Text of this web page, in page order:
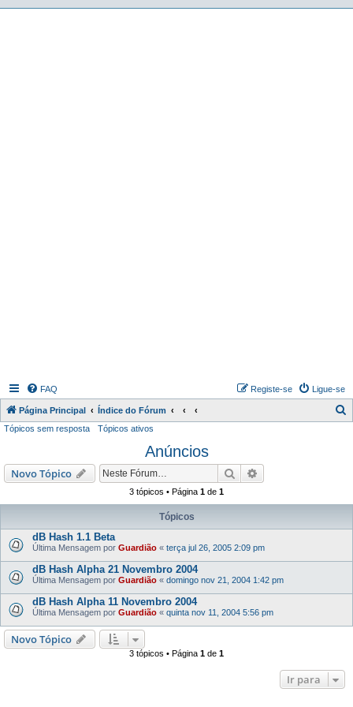
FAQ Ligue-se
Registe-se
Página Principal Índice do Fórum
i
r
Tópicos sem resposta Tópicos ativos
Anúncios
Novo Tópico Pesquisar
3 tópicos • Página 1 de 1
Tópicos
dB Hash 1.1 Beta
Última Mensagem por Guardião « terça jul 26, 2005 2:09 pm
dB Hash Alpha 21 Novembro 2004
Última Mensagem por Guardião « domingo nov 21, 2004 1:42 pm
dB Hash Alpha 11 Novembro 2004
Última Mensagem por Guardião « quinta nov 11, 2004 5:56 pm
Novo Tópico
3 tópicos • Página 1 de 1
Ir para